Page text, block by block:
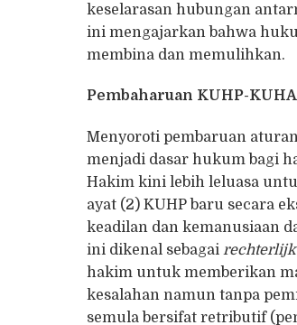
keselarasan hubungan
ini mengajarkan bahwa
membina dan memulihkan.
Pembaharuan KUHP-
Menyoroti pembaruan
menjadi dasar hukum bagi
Hakim kini lebih leluasa
ayat (2) KUHP baru secara
keadilan dan kemanusiaan
ini dikenal sebagai
hakim untuk memberikan
kesalahan namun tanpa
semula bersifat retributif